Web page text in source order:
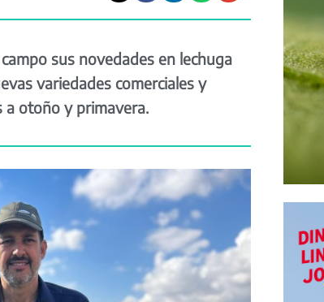
sus novedades en lechuga
variedades comerciales y
a otoño y primavera.